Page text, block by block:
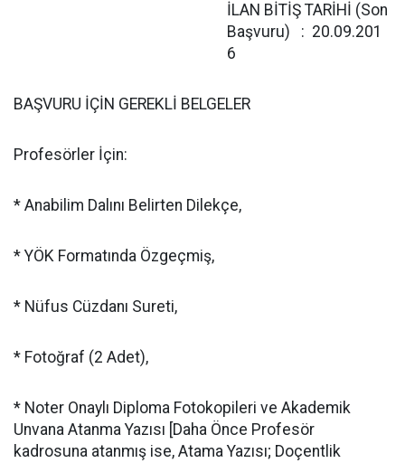
İLAN BİTİŞ TARİHİ (Son
Başvuru) : 20.09.201
6
BAŞVURU İÇİN GEREKLİ BELGELER
Profesörler İçin:
* Anabilim Dalını Belirten Dilekçe,
* YÖK Formatında Özgeçmiş,
* Nüfus Cüzdanı Sureti,
* Fotoğraf (2 Adet),
* Noter Onaylı Diploma Fotokopileri ve Akademik
Unvana Atanma Yazısı [Daha Önce Profesör
kadrosuna atanmış ise, Atama Yazısı; Doçentlik